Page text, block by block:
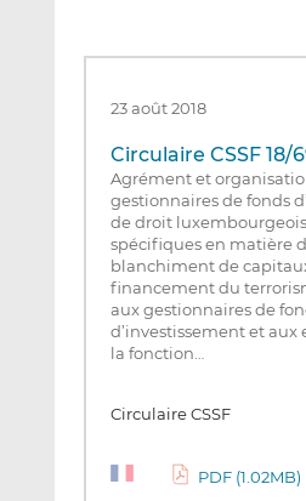
23 août 2018
Circulaire CSSF 18/
Agrément et
gestionnaires de fonds
de droit
spécifiques en matière
blanchiment de
financement du
aux gestionnaires de
d’investissement et aux
la fonction…
Circulaire CSSF
PDF (1.02MB)